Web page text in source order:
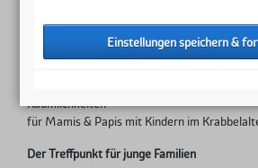
04.12.2019 10:00–12:00
Internationaler Krabbler-Treff / Offener
Räumlichkeiten
für Mamis & Papis mit Kindern im
Der Treffpunkt für junge Familien